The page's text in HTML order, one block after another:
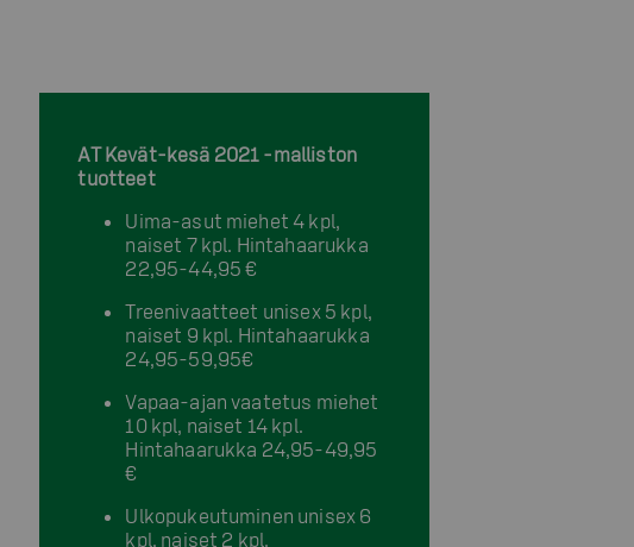
AT Kevät-kesä 2021 -malliston
tuotteet
Uima-asut miehet 4 kpl,
naiset 7 kpl. Hintahaarukka
22,95-44,95 €
Treenivaatteet unisex 5 kpl,
naiset 9 kpl. Hintahaarukka
24,95-59,95€
Vapaa-ajan vaatetus miehet
10 kpl, naiset 14 kpl.
Hintahaarukka 24,95-49,95
€
Ulkopukeutuminen unisex 6
kpl, naiset 2 kpl.